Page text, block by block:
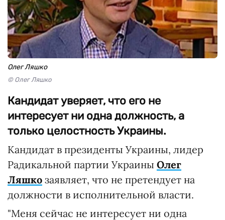
Олег Ляшко
© Олег Ляшко
Кандидат уверяет, что его не
интересует ни одна должность, а
только целостность Украины.
Кандидат в президенты Украины, лидер
Радикальной партии Украины Олег
Ляшко заявляет, что не претендует на
должности в исполнительной власти.
"Меня сейчас не интересует ни одна